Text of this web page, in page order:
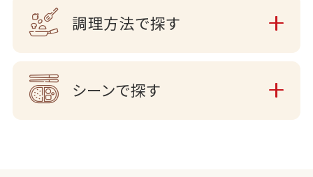
調理方法で探す
シーンで探す